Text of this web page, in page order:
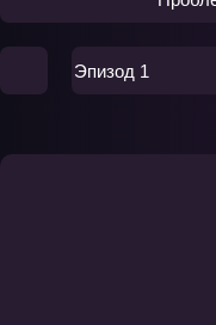
Эпизод 1